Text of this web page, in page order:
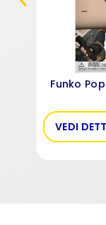
Funko
VEDI